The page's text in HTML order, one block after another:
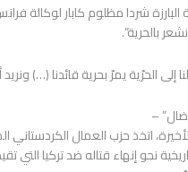
البارزة شردا مظلوم كابار لوكالة
بالحرية”.
إلى الحرّية يمرّ بحرية قائدنا (…)
–
اتخذ حزب العمال